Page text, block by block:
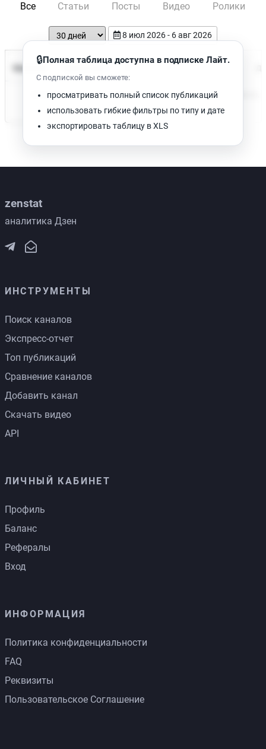
Все Статьи Посты Видео Ролики
8 июл 2026 - 6 авг 2026
Время чтения
Нет доступных публикаций. Попробуйте изменить фильтр.
🔒Полная таблица доступна в подписке Лайт.
С подпиской вы сможете:
просматривать полный список публикаций
использовать гибкие фильтры по типу и дате
экспортировать таблицу в XLS
zenstat
аналитика Дзен
ИНСТРУМЕНТЫ
Поиск каналов
Экспресс-отчет
Топ публикаций
Сравнение каналов
Добавить канал
Скачать видео
API
ЛИЧНЫЙ КАБИНЕТ
Профиль
Баланс
Рефералы
Вход
ИНФОРМАЦИЯ
Политика конфиденциальности
FAQ
Реквизиты
Пользовательское Соглашение